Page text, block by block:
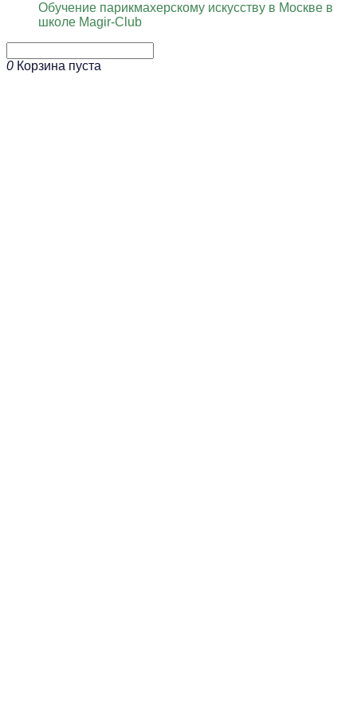
Обучение парикмахерскому искусству в Москве в
школе Magir-Club
0 Корзина пуста